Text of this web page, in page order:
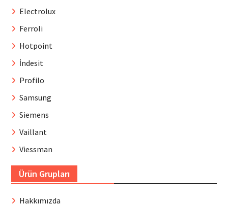
Electrolux
Ferroli
Hotpoint
İndesit
Profilo
Samsung
Siemens
Vaillant
Viessman
Ürün Grupları
Hakkımızda